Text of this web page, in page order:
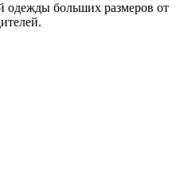
одежды больших размеров от